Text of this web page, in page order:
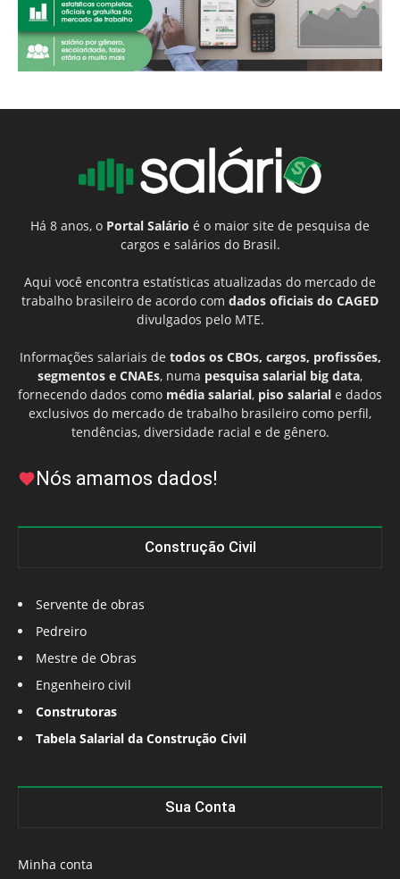
Há 8 anos, o Portal Salário é o maior site de pesquisa de
cargos e salários do Brasil.
Aqui você encontra estatísticas atualizadas do mercado de
trabalho brasileiro de acordo com dados oficiais do CAGED
divulgados pelo MTE.
Informações salariais de todos os CBOs, cargos, profissões,
segmentos e CNAEs, numa pesquisa salarial big data,
fornecendo dados como média salarial, piso salarial e dados
exclusivos do mercado de trabalho brasileiro como perfil,
tendências, diversidade racial e de gênero.
Nós amamos dados!
Construção Civil
Servente de obras
Pedreiro
Mestre de Obras
Engenheiro civil
Construtoras
Tabela Salarial da Construção Civil
Sua Conta
Minha conta